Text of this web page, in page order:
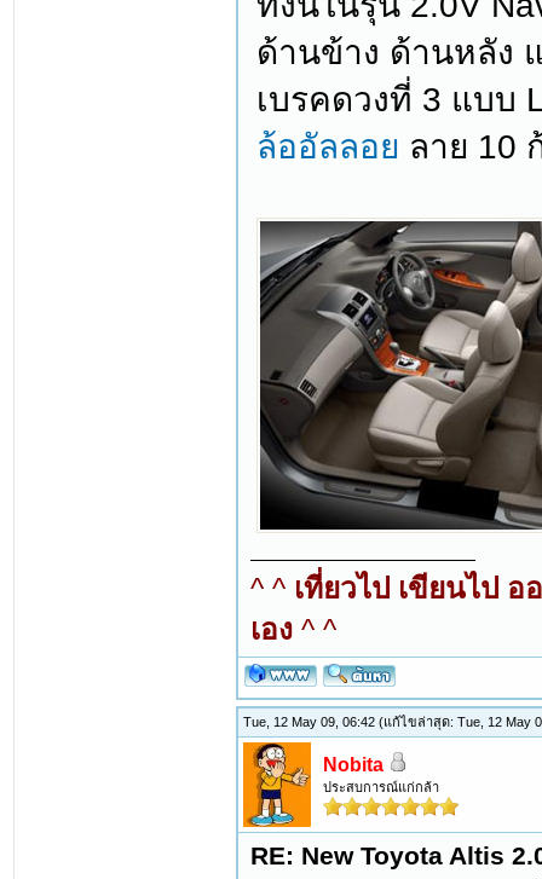
ด้านข้าง ด้านหลัง
เบรคดวงที่ 3 แบบ
ล้ออัลลอย ลาย 10
^ ^ เที่ยวไป เขียนไป
เอง ^ ^
Tue, 12 May 09, 06:42(แก้ไขล่าสุด: Tue, 12 May
Nobita
ประสบการณ์แก่กล้า
RE: New Toyota Altis